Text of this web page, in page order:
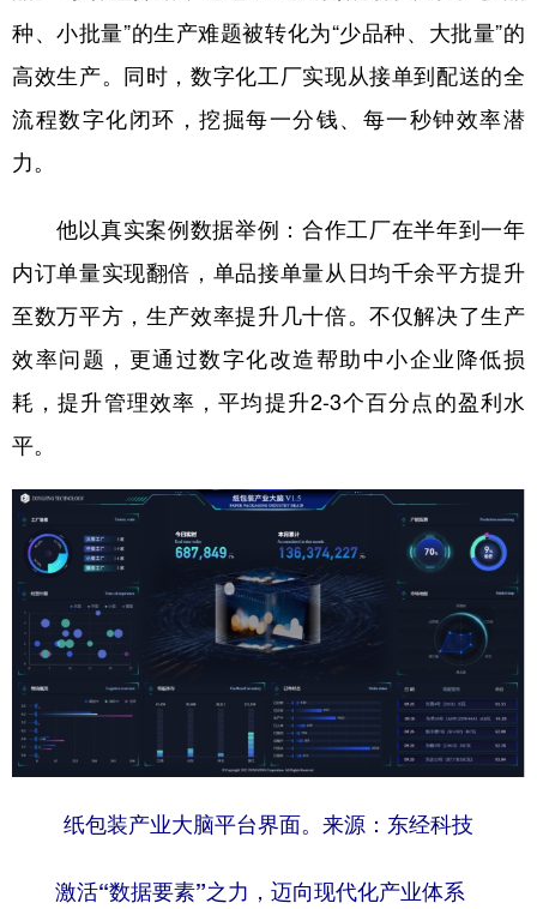
种、小批量”的生产难题被转化为“少品种、大批量”的
高效生产。同时，数字化工厂实现从接单到配送的全
流程数字化闭环，挖掘每一分钱、每一秒钟效率潜
力。
他以真实案例数据举例：合作工厂在半年到一年
内订单量实现翻倍，单品接单量从日均千余平方提升
至数万平方，生产效率提升几十倍。不仅解决了生产
效率问题，更通过数字化改造帮助中小企业降低损
耗，提升管理效率，平均提升2-3个百分点的盈利水
平。
纸包装产业大脑平台界面。来源：东经科技
激活“数据要素”之力，迈向现代化产业体系